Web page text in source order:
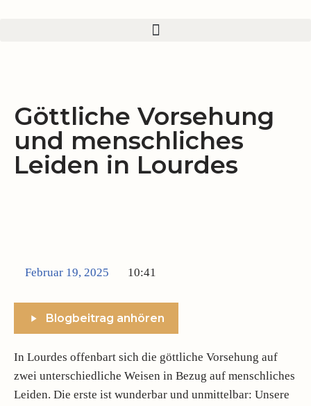
Göttliche Vorsehung
und menschliches
Leiden in Lourdes
Februar 19, 2025 10:41
Blogbeitrag anhören
In Lourdes offenbart sich die göttliche Vorsehung auf
zwei unterschiedliche Weisen in Bezug auf menschliches
Leiden. Die erste ist wunderbar und unmittelbar: Unsere